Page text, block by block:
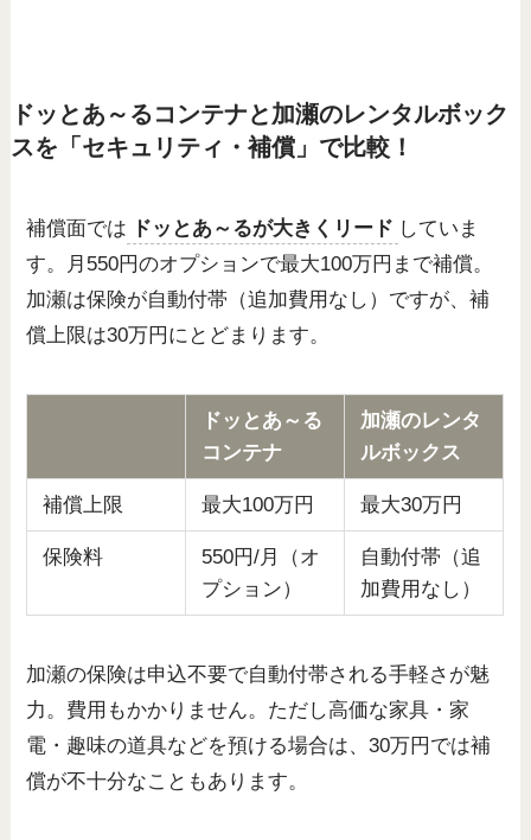
ドッとあ～るコンテナと加瀬のレンタルボック
スを「セキュリティ・補償」で比較！
補償面では ドッとあ～るが大きくリード していま
す。月550円のオプションで最大100万円まで補償。
加瀬は保険が自動付帯（追加費用なし）ですが、補
償上限は30万円にとどまります。
ドッとあ～る
コンテナ
加瀬のレンタ
ルボックス
補償上限 最大100万円 最大30万円
保険料
550円/月（オ
プション）
自動付帯（追
加費用なし）
加瀬の保険は申込不要で自動付帯される手軽さが魅
力。費用もかかりません。ただし高価な家具・家
電・趣味の道具などを預ける場合は、30万円では補
償が不十分なこともあります。